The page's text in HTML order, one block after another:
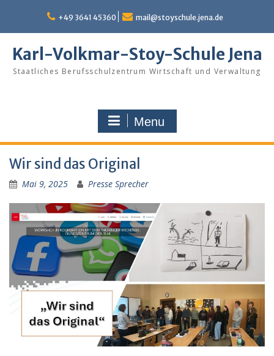
content
+49 3641 45360 mail@stoyschule.jena.de
Karl-Volkmar-Stoy-Schule Jena
Staatliches Berufsschulzentrum Wirtschaft und Verwaltung
Menu
Wir sind das Original
Mai 9, 2025 Presse Sprecher